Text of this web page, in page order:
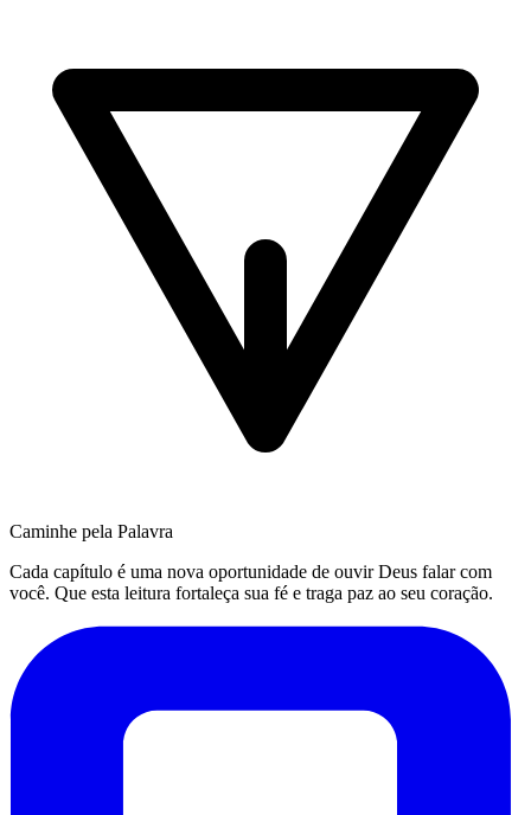
Caminhe pela Palavra
Cada capítulo é uma nova oportunidade de ouvir Deus falar com
você. Que esta leitura fortaleça sua fé e traga paz ao seu coração.